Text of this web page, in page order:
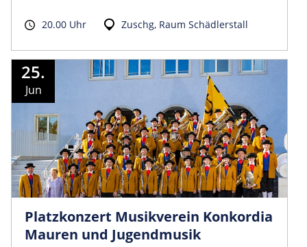
20.00 Uhr Zuschg, Raum Schädlerstall
25.
Jun
Platzkonzert Musikverein Konkordia
Mauren und Jugendmusik